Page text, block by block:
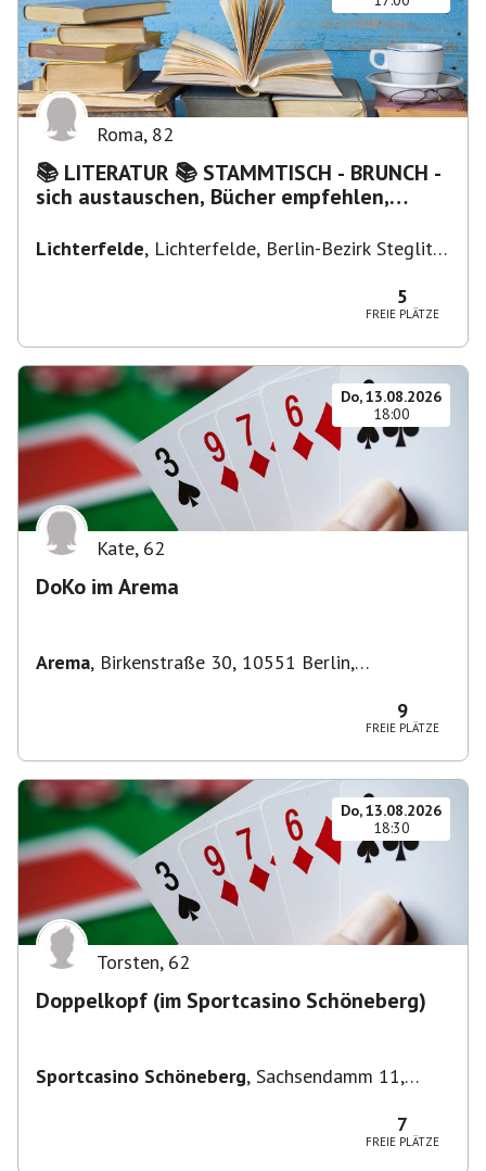
Roma, 82
📚 LITERATUR 📚 STAMMTISCH - BRUNCH -
sich austauschen, Bücher empfehlen,
Lichterfelde, Lichterfelde, Berlin-Bezirk Steglitz-
5
FREIE PLÄTZE
Do, 13.08.2026
18:00
Kate, 62
DoKo im Arema
Arema, Birkenstraße 30, 10551 Berlin,
9
FREIE PLÄTZE
Do, 13.08.2026
18:30
Torsten, 62
Doppelkopf (im Sportcasino Schöneberg)
Sportcasino Schöneberg, Sachsendamm 11,
7
FREIE PLÄTZE